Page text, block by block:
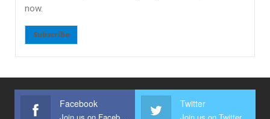
now.
Subscribe
Facebook Twitter